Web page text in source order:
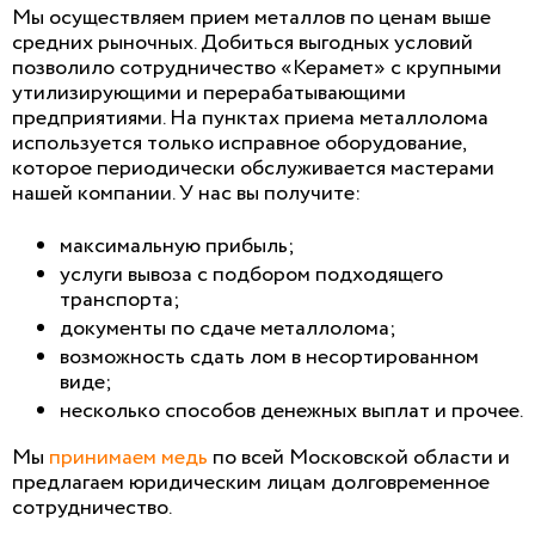
Мы осуществляем прием металлов по ценам выше
средних рыночных. Добиться выгодных условий
позволило сотрудничество «Керамет» с крупными
утилизирующими и перерабатывающими
предприятиями. На пунктах приема металлолома
используется только исправное оборудование,
которое периодически обслуживается мастерами
нашей компании. У нас вы получите:
максимальную прибыль;
услуги вывоза с подбором подходящего
транспорта;
документы по сдаче металлолома;
возможность сдать лом в несортированном
виде;
несколько способов денежных выплат и прочее.
Мы принимаем медь по всей Московской области и
предлагаем юридическим лицам долговременное
сотрудничество.